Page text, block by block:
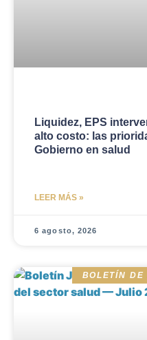
Liquidez, EPS
alto costo: las
Gobierno en salud
LEER MÁS »
6 agosto, 2026
BOLETÍN